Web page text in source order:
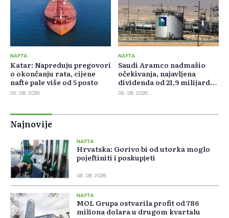
NAFTA
Katar: Napreduju pregovori
o okončanju rata, cijene
nafte pale više od 5 posto
05. 08. 2026.
NAFTA
Saudi Aramco nadmašio
očekivanja, najavljena
dividenda od 21,9 milijardi
dolara
05. 08. 2026.
Najnovije
NAFTA
Hrvatska: Gorivo bi od utorka moglo
pojeftiniti i poskupjeti
08. 08. 2026.
NAFTA
MOL Grupa ostvarila profit od 786
miliona dolara u drugom kvartalu